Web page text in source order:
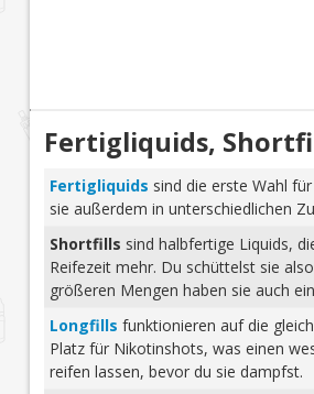
Fertigliquids,
Fertigliquids sind die erste Wahl
sie außerdem in unterschiedlichen
Shortfills sind halbfertige Liquids,
Reifezeit mehr. Du schüttelst sie
größeren Mengen haben sie auch
Longfills funktionieren auf die
Platz für Nikotinshots, was einen
reifen lassen, bevor du sie dampfst.